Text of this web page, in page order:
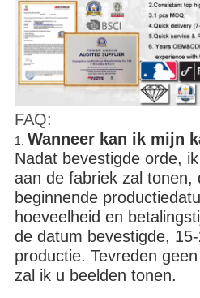
FAQ:
1. Wanneer kan ik mijn
Nadat bevestigde orde,
aan de fabriek zal tonen,
beginnende
hoeveelheid en
de datum bevestigde,
productie. Tevreden
zal ik u beelden tonen.